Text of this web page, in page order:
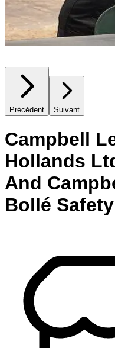
Précédent Suivant
Campbell
Hollands
And
Bollé Safety